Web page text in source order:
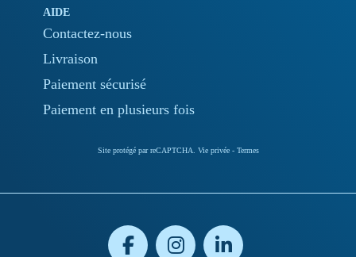
AIDE
Contactez-nous
Livraison
Paiement sécurisé
Paiement en plusieurs fois
Site protégé par reCAPTCHA. Vie privée- Termes